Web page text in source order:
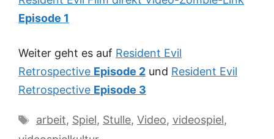
Episode 1
Weiter geht es auf Resident Evil
Retrospective Episode 2 und Resident Evil
Retrospective Episode 3
Schlagwörter
arbeit, Spiel, Stulle, Video, videospiel,